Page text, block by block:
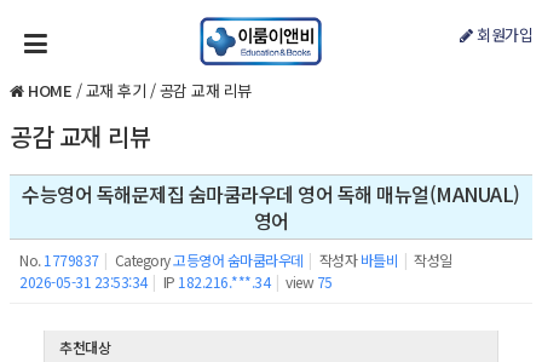
회원가입
HOME /교재 후기 /공감 교재 리뷰
공감 교재 리뷰
수능영어 독해문제집 숨마쿰라우데 영어 독해 매뉴얼(MANUAL)
영어
No. 1779837 | Category고등영어 숨마쿰라우데 | 작성자 바틀비 | 작성일
2026-05-31 23:53:34 | IP 182.216.***.34 | view 75
추천대상